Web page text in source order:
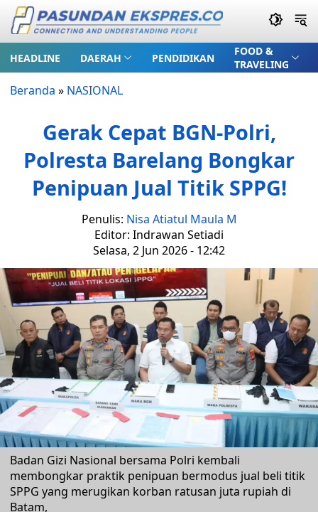
HEADLINE DAERAH PENDIDIKAN
FOOD &
TRAVELING
Beranda » NASIONAL
Gerak Cepat BGN-Polri,
Polresta Barelang Bongkar
Penipuan Jual Titik SPPG!
Penulis: Nisa Atiatul Maula M
Editor: Indrawan Setiadi
Selasa, 2 Jun 2026 - 12:42
Badan Gizi Nasional bersama Polri kembali
membongkar praktik penipuan bermodus jual beli titik
SPPG yang merugikan korban ratusan juta rupiah di
Batam,